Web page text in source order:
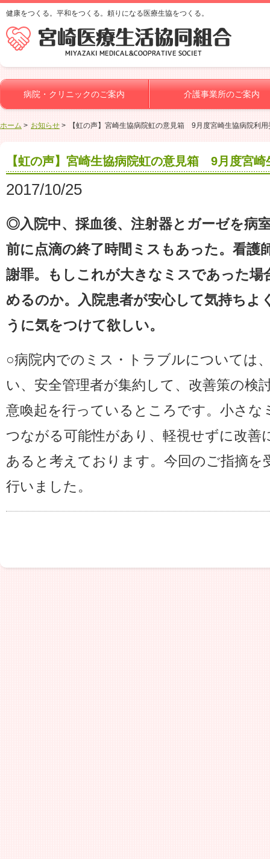
健康をつくる。平和をつくる。頼りになる医療生協をつくる。
病院・クリニックのご案内 介護事業所のご案内
ホーム お知らせ 【虹の声】宮崎生協病院虹の意見箱 9月度宮崎生協病院利用
【虹の声】宮崎生協病院虹の意見箱 9月度宮崎
2017/10/25
◎入院中、採血後、注射器とガーゼを病
前に点滴の終了時間ミスもあった。看護
謝罪。もしこれが大きなミスであった場
めるのか。入院患者が安心して気持ちよ
うに気をつけて欲しい。
○病院内でのミス・トラブルについては
い、安全管理者が集約して、改善策の検
意喚起を行っているところです。小さな
つながる可能性があり、軽視せずに改善
あると考えております。今回のご指摘を
行いました。